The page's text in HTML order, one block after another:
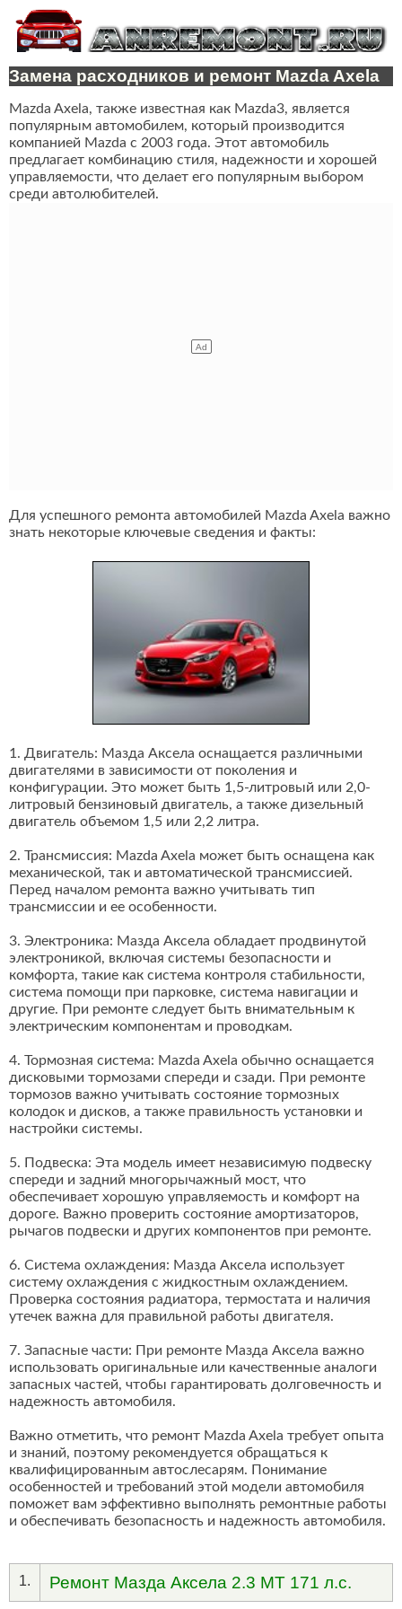
Замена расходников и ремонт Mazda Axela
Mazda Axela, также известная как Mazda3, является
популярным автомобилем, который производится
компанией Mazda с 2003 года. Этот автомобиль
предлагает комбинацию стиля, надежности и хорошей
управляемости, что делает его популярным выбором
среди автолюбителей.
Для успешного ремонта автомобилей Mazda Axela важно
знать некоторые ключевые сведения и факты:
1. Двигатель: Мазда Аксела оснащается различными
двигателями в зависимости от поколения и
конфигурации. Это может быть 1,5-литровый или 2,0-
литровый бензиновый двигатель, а также дизельный
двигатель объемом 1,5 или 2,2 литра.
2. Трансмиссия: Mazda Axela может быть оснащена как
механической, так и автоматической трансмиссией.
Перед началом ремонта важно учитывать тип
трансмиссии и ее особенности.
3. Электроника: Мазда Аксела обладает продвинутой
электроникой, включая системы безопасности и
комфорта, такие как система контроля стабильности,
система помощи при парковке, система навигации и
другие. При ремонте следует быть внимательным к
электрическим компонентам и проводкам.
4. Тормозная система: Mazda Axela обычно оснащается
дисковыми тормозами спереди и сзади. При ремонте
тормозов важно учитывать состояние тормозных
колодок и дисков, а также правильность установки и
настройки системы.
5. Подвеска: Эта модель имеет независимую подвеску
спереди и задний многорычажный мост, что
обеспечивает хорошую управляемость и комфорт на
дороге. Важно проверить состояние амортизаторов,
рычагов подвески и других компонентов при ремонте.
6. Система охлаждения: Мазда Аксела использует
систему охлаждения с жидкостным охлаждением.
Проверка состояния радиатора, термостата и наличия
утечек важна для правильной работы двигателя.
7. Запасные части: При ремонте Мазда Аксела важно
использовать оригинальные или качественные аналоги
запасных частей, чтобы гарантировать долговечность и
надежность автомобиля.
Важно отметить, что ремонт Mazda Axela требует опыта
и знаний, поэтому рекомендуется обращаться к
квалифицированным автослесарям. Понимание
особенностей и требований этой модели автомобиля
поможет вам эффективно выполнять ремонтные работы
и обеспечивать безопасность и надежность автомобиля.
1. Ремонт Мазда Аксела 2.3 MT 171 л.с.